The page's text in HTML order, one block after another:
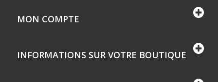
MON COMPTE
INFORMATIONS SUR VOTRE BOUTIQUE